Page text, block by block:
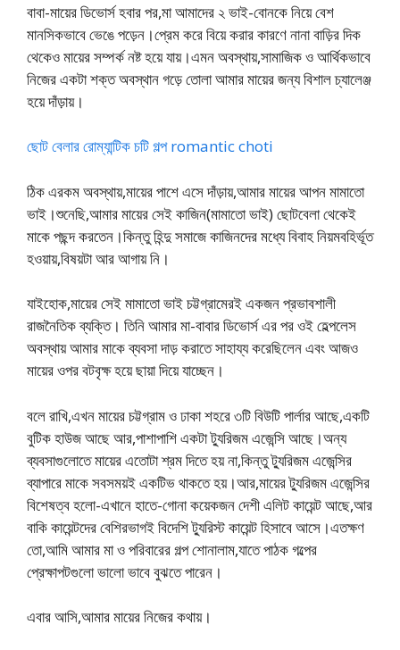
বাবা-মায়ের ডিভোর্স হবার পর,মা আমাদের ২ ভাই-বোনকে নিয়ে বেশ
মানসিকভাবে ভেঙে পড়েন।প্রেম করে বিয়ে করার কারণে নানা বাড়ির দিক
থেকেও মায়ের সম্পর্ক নষ্ট হয়ে যায়।এমন অবস্থায়,সামাজিক ও আর্থিকভাবে
নিজের একটা শক্ত অবস্থান গড়ে তোলা আমার মায়ের জন্য বিশাল চ্যালেঞ্জ
হয়ে দাঁড়ায়।
ছোট বেলার রোম্যান্টিক চটি গল্প romantic choti
ঠিক এরকম অবস্থায়,মায়ের পাশে এসে দাঁড়ায়,আমার মায়ের আপন মামাতো
ভাই।শুনেছি,আমার মায়ের সেই কাজিন(মামাতো ভাই) ছোটবেলা থেকেই
মাকে পছন্দ করতেন।কিন্তু হিন্দু সমাজে কাজিনদের মধ্যে বিবাহ নিয়মবহির্ভূত
হওয়ায়,বিষয়টা আর আগায় নি।
যাইহোক,মায়ের সেই মামাতো ভাই চট্টগ্রামেরই একজন প্রভাবশালী
রাজনৈতিক ব্যক্তি। তিনি আমার মা-বাবার ডিভোর্স এর পর ওই হেল্পলেস
অবস্থায় আমার মাকে ব্যবসা দাড় করাতে সাহায্য করেছিলেন এবং আজও
মায়ের ওপর বটবৃক্ষ হয়ে ছায়া দিয়ে যাচ্ছেন।
বলে রাখি,এখন মায়ের চট্টগ্রাম ও ঢাকা শহরে ৩টি বিউটি পার্লার আছে,একটি
বুটিক হাউজ আছে আর,পাশাপাশি একটা ট্যুরিজম এজেন্সি আছে।অন্য
ব্যবসাগুলোতে মায়ের এতোটা শ্রম দিতে হয় না,কিন্তু ট্যুরিজম এজেন্সির
ব্যাপারে মাকে সবসময়ই একটিভ থাকতে হয়।আর,মায়ের ট্যুরিজম এজেন্সির
বিশেষত্ব হলো-এখানে হাতে-গোনা কয়েকজন দেশী এলিট কায়েন্ট আছে,আর
বাকি কায়েন্টদের বেশিরভাগই বিদেশি ট্যুরিস্ট কায়েন্ট হিসাবে আসে।এতক্ষণ
তো,আমি আমার মা ও পরিবারের গল্প শোনালাম,যাতে পাঠক গল্পের
প্রেক্ষাপটগুলো ভালো ভাবে বুঝতে পারেন।
এবার আসি,আমার মায়ের নিজের কথায়।